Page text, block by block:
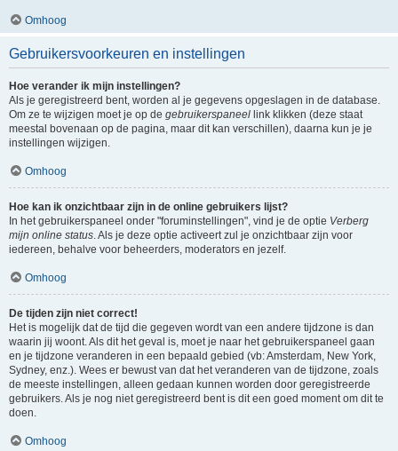
Omhoog
Gebruikersvoorkeuren en instellingen
Hoe verander ik mijn instellingen?
Als je geregistreerd bent, worden al je gegevens opgeslagen in de database.
Om ze te wijzigen moet je op de gebruikerspaneel link klikken (deze staat
meestal bovenaan op de pagina, maar dit kan verschillen), daarna kun je je
instellingen wijzigen.
Omhoog
Hoe kan ik onzichtbaar zijn in de online gebruikers lijst?
In het gebruikerspaneel onder "foruminstellingen", vind je de optie Verberg
mijn online status. Als je deze optie activeert zul je onzichtbaar zijn voor
iedereen, behalve voor beheerders, moderators en jezelf.
Omhoog
De tijden zijn niet correct!
Het is mogelijk dat de tijd die gegeven wordt van een andere tijdzone is dan
waarin jij woont. Als dit het geval is, moet je naar het gebruikerspaneel gaan
en je tijdzone veranderen in een bepaald gebied (vb: Amsterdam, New York,
Sydney, enz.). Wees er bewust van dat het veranderen van de tijdzone, zoals
de meeste instellingen, alleen gedaan kunnen worden door geregistreerde
gebruikers. Als je nog niet geregistreerd bent is dit een goed moment om dit te
doen.
Omhoog